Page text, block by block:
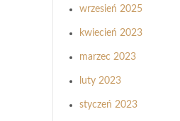
wrzesień 2025
kwiecień 2023
marzec 2023
luty 2023
styczeń 2023